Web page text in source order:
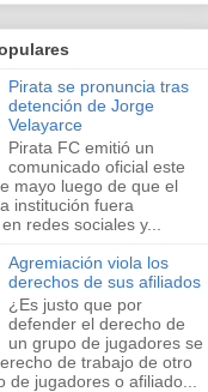
Pirata se pronuncia tras
detención de Jorge
Velayarce
Pirata FC emitió un
comunicado oficial este
mayo luego de que el
institución fuera
redes sociales y...
Agremiación viola los
derechos de sus afiliados
¿Es justo que por
defender el derecho de
un grupo de jugadores se
de trabajo de otro
de jugadores o afiliado...